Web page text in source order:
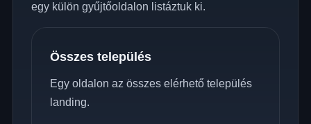
egy külön gyűjtőoldalon listáztuk ki.
Összes település
Egy oldalon az összes elérhető település
landing.